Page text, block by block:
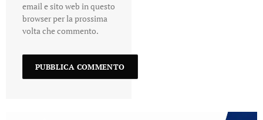
email e sito web in questo
browser per la prossima
volta che commento.